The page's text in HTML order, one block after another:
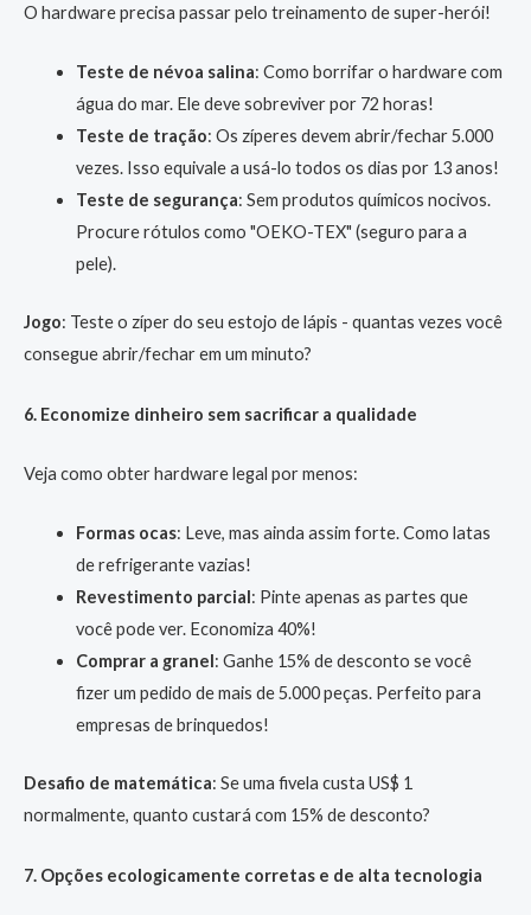
O hardware precisa passar pelo treinamento de super-herói!
Teste de névoa salina: Como borrifar o hardware com
água do mar. Ele deve sobreviver por 72 horas!
Teste de tração: Os zíperes devem abrir/fechar 5.000
vezes. Isso equivale a usá-lo todos os dias por 13 anos!
Teste de segurança: Sem produtos químicos nocivos.
Procure rótulos como "OEKO-TEX" (seguro para a
pele).
Jogo: Teste o zíper do seu estojo de lápis - quantas vezes você
consegue abrir/fechar em um minuto?
6. Economize dinheiro sem sacrificar a qualidade
Veja como obter hardware legal por menos:
Formas ocas: Leve, mas ainda assim forte. Como latas
de refrigerante vazias!
Revestimento parcial: Pinte apenas as partes que
você pode ver. Economiza 40%!
Comprar a granel: Ganhe 15% de desconto se você
fizer um pedido de mais de 5.000 peças. Perfeito para
empresas de brinquedos!
Desafio de matemática: Se uma fivela custa US$ 1
normalmente, quanto custará com 15% de desconto?
7. Opções ecologicamente corretas e de alta tecnologia